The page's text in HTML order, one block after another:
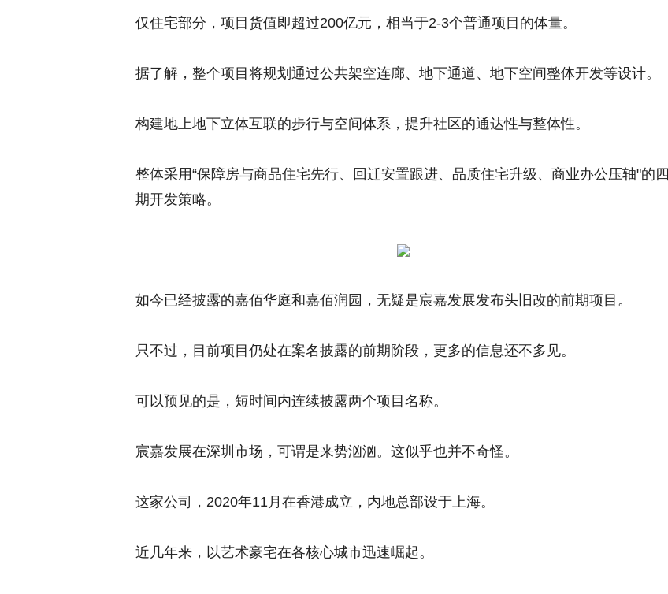
仅住宅部分，项目货值即超过200亿元，相当于2-3个普通项目的体量。
据了解，整个项目将规划通过公共架空连廊、地下通道、地下空间整体开发等设计。
构建地上地下立体互联的步行与空间体系，提升社区的通达性与整体性。
整体采用“保障房与商品住宅先行、回迁安置跟进、品质住宅升级、商业办公压轴"的四
期开发策略。
如今已经披露的嘉佰华庭和嘉佰润园，无疑是宸嘉发展发布头旧改的前期项目。
只不过，目前项目仍处在案名披露的前期阶段，更多的信息还不多见。
可以预见的是，短时间内连续披露两个项目名称。
宸嘉发展在深圳市场，可谓是来势汹汹。这似乎也并不奇怪。
这家公司，2020年11月在香港成立，内地总部设于上海。
近几年来，以艺术豪宅在各核心城市迅速崛起。